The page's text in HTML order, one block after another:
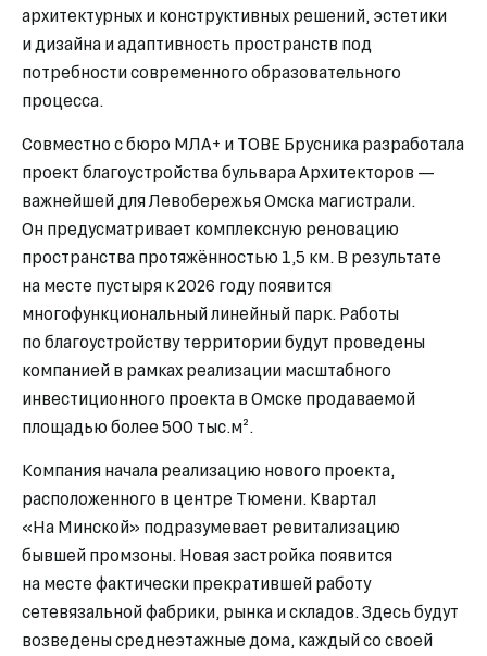
архитектурных и конструктивных решений, эстетики
и дизайна и адаптивность пространств под
потребности современного образовательного
процесса.
Совместно с бюро МЛА+ и TOBE Брусника разработала
проект благоустройства бульвара Архитекторов —
важнейшей для Левобережья Омска магистрали.
Он предусматривает комплексную реновацию
пространства протяжённостью 1,5 км. В результате
на месте пустыря к 2026 году появится
многофункциональный линейный парк. Работы
по благоустройству территории будут проведены
компанией в рамках реализации масштабного
инвестиционного проекта в Омске продаваемой
площадью более 500 тыс.м².
Компания начала реализацию нового проекта,
расположенного в центре Тюмени. Квартал
«На Минской» подразумевает ревитализацию
бывшей промзоны. Новая застройка появится
на месте фактически прекратившей работу
сетевязальной фабрики, рынка и складов. Здесь будут
возведены среднеэтажные дома, каждый со своей